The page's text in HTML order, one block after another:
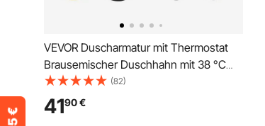
VEVOR Duscharmatur mit Thermostat
Brausemischer Duschhahn mit 38 °C
Sicherheitsschloss, Duschhahnventil
Badewannenarmatur,
Temperaturregelventile für Badezimmer
(82)
4190€